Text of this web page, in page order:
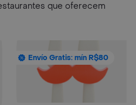
que oferecem
Envío Gratis: mín R$80